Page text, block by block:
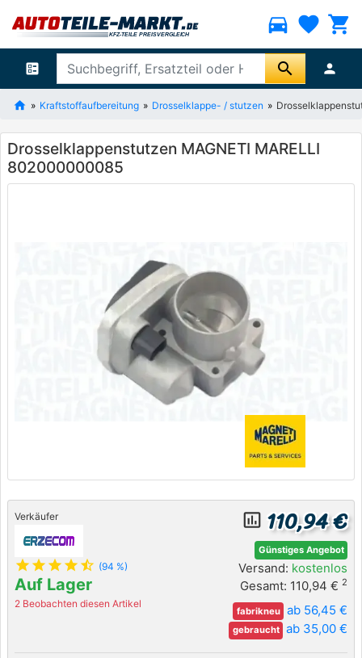
directions_car favorite shopping_cart
ballot search person
Kraftstoffaufbereitung Drosselklappe- / stutzen
Drosselklappenstutzen MAGNETI MARELLI
802000000085
Verkäufer
star star star star star_half (94 %)
Auf Lager
2 Beobachten diesen Artikel
insert_chart_outlined 110,94 €
Günstiges Angebot
Versand: kostenlos
Gesamt: 110,94 € 2
fabrikneu ab 56,45 €
gebraucht ab 35,00 €